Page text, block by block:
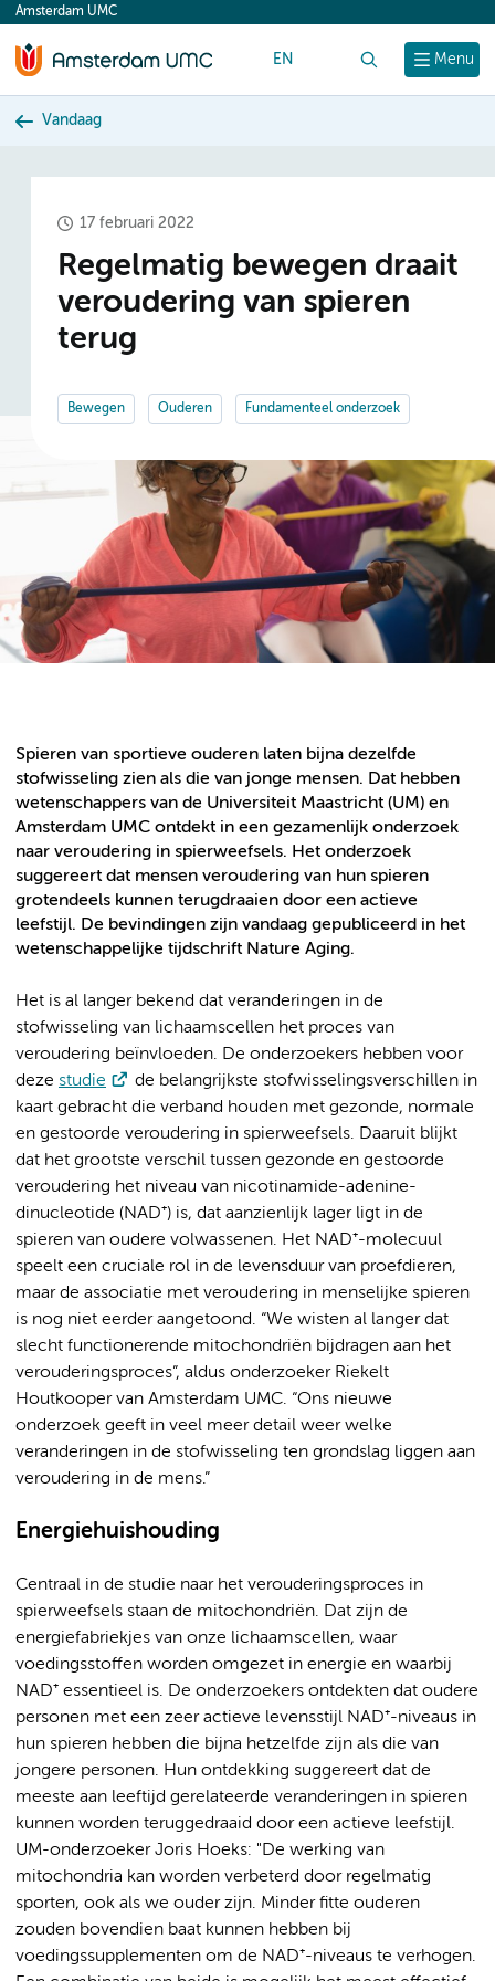
content
Menu
Amsterdam UMC
EN
Vandaag
17 februari 2022
Regelmatig bewegen draait
veroudering van spieren
terug
Bewegen Ouderen Fundamenteel onderzoek
Spieren van sportieve ouderen laten bijna dezelfde
stofwisseling zien als die van jonge mensen. Dat hebben
wetenschappers van de Universiteit Maastricht (UM) en
Amsterdam UMC ontdekt in een gezamenlijk onderzoek
naar veroudering in spierweefsels. Het onderzoek
suggereert dat mensen veroudering van hun spieren
grotendeels kunnen terugdraaien door een actieve
leefstijl. De bevindingen zijn vandaag gepubliceerd in het
wetenschappelijke tijdschrift Nature Aging.
Het is al langer bekend dat veranderingen in de
stofwisseling van lichaamscellen het proces van
veroudering beïnvloeden. De onderzoekers hebben voor
deze studie
de belangrijkste stofwisselingsverschillen in
kaart gebracht die verband houden met gezonde, normale
en gestoorde veroudering in spierweefsels. Daaruit blijkt
dat het grootste verschil tussen gezonde en gestoorde
veroudering het niveau van nicotinamide-adenine-
dinucleotide (NAD⁺) is, dat aanzienlijk lager ligt in de
spieren van oudere volwassenen. Het NAD⁺-molecuul
speelt een cruciale rol in de levensduur van proefdieren,
maar de associatie met veroudering in menselijke spieren
is nog niet eerder aangetoond. “We wisten al langer dat
slecht functionerende mitochondriën bijdragen aan het
verouderingsproces”, aldus onderzoeker Riekelt
Houtkooper van Amsterdam UMC. “Ons nieuwe
onderzoek geeft in veel meer detail weer welke
veranderingen in de stofwisseling ten grondslag liggen aan
veroudering in de mens.”
Energiehuishouding
Centraal in de studie naar het verouderingsproces in
spierweefsels staan de mitochondriën. Dat zijn de
energiefabriekjes van onze lichaamscellen, waar
voedingsstoffen worden omgezet in energie en waarbij
NAD⁺ essentieel is. De onderzoekers ontdekten dat oudere
personen met een zeer actieve levensstijl NAD⁺-niveaus in
hun spieren hebben die bijna hetzelfde zijn als die van
jongere personen. Hun ontdekking suggereert dat de
meeste aan leeftijd gerelateerde veranderingen in spieren
kunnen worden teruggedraaid door een actieve leefstijl.
UM-onderzoeker Joris Hoeks: "De werking van
mitochondria kan worden verbeterd door regelmatig
sporten, ook als we ouder zijn. Minder fitte ouderen
zouden bovendien baat kunnen hebben bij
voedingssupplementen om de NAD⁺-niveaus te verhogen.